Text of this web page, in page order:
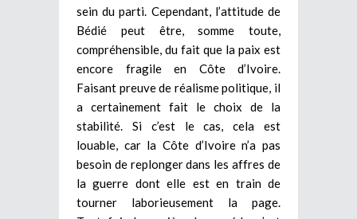
sein du parti. Cependant, l’attitude de
Bédié peut être, somme toute,
compréhensible, du fait que la paix est
encore fragile en Côte d’Ivoire.
Faisant preuve de réalisme politique, il
a certainement fait le choix de la
stabilité. Si c’est le cas, cela est
louable, car la Côte d’Ivoire n’a pas
besoin de replonger dans les affres de
la guerre dont elle est en train de
tourner laborieusement la page.